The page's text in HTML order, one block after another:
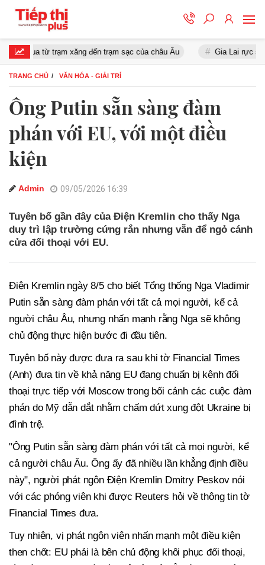
từ trạm xăng đến trạm sạc của châu Âu Gia Lai rực sáng
TRANG CHỦ VĂN HÓA - GIẢI TRÍ
Ông Putin sẵn sàng đàm
phán với EU, với một điều
kiện
Admin 09/05/2026 16:39
Tuyên bố gần đây của Điện Kremlin cho thấy Nga
duy trì lập trường cứng rắn nhưng vẫn để ngỏ cánh
cửa đối thoại với EU.
Điện Kremlin ngày 8/5 cho biết Tổng thống Nga Vladimir
Putin sẵn sàng đàm phán với tất cả mọi người, kể cả
người châu Âu, nhưng nhấn mạnh rằng Nga sẽ không
chủ động thực hiện bước đi đầu tiên.
Tuyên bố này được đưa ra sau khi tờ Financial Times
(Anh) đưa tin về khả năng EU đang chuẩn bị kênh đối
thoại trực tiếp với Moscow trong bối cảnh các cuộc đàm
phán do Mỹ dẫn dắt nhằm chấm dứt xung đột Ukraine bị
đình trệ.
"Ông Putin sẵn sàng đàm phán với tất cả mọi người, kể
cả người châu Âu. Ông ấy đã nhiều lần khẳng định điều
này", người phát ngôn Điện Kremlin Dmitry Peskov nói
với các phóng viên khi được Reuters hỏi về thông tin tờ
Financial Times đưa.
Tuy nhiên, vị phát ngôn viên nhấn mạnh một điều kiện
then chốt: EU phải là bên chủ động khôi phục đối thoại,